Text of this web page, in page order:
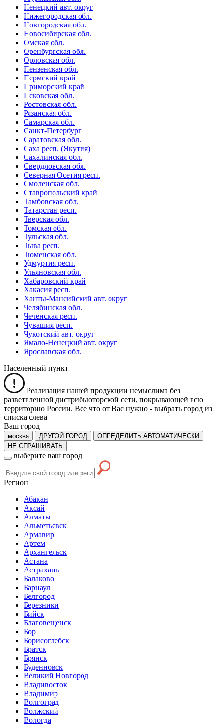
Ненецкий авт. округ
Нижегородская обл.
Новгородская обл.
Новосибирская обл.
Омская обл.
Оренбургская обл.
Орловская обл.
Пензенская обл.
Пермский край
Приморский край
Псковская обл.
Ростовская обл.
Рязанская обл.
Самарская обл.
Санкт-Петербург
Саратовская обл.
Саха респ. (Якутия)
Сахалинская обл.
Свердловская обл.
Северная Осетия респ.
Смоленская обл.
Ставропольский край
Тамбовская обл.
Татарстан респ.
Тверская обл.
Томская обл.
Тульская обл.
Тыва респ.
Тюменская обл.
Удмуртия респ.
Ульяновская обл.
Хабаровский край
Хакасия респ.
Ханты-Мансийский авт. округ
Челябинская обл.
Чеченская респ.
Чувашия респ.
Чукотский авт. округ
Ямало-Ненецкий авт. округ
Ярославская обл.
Населенный пункт
Реализация нашей продукции немыслима без
разветвленной дистрибьюторской сети, покрывающей всю
территорию России. Все что от Вас нужно - выбрать город из
списка слева
Ваш город
москва ДРУГОЙ ГОРОД
ОПРЕДЕЛИТЬ АВТОМАТИЧЕСКИ
НЕ СПРАШИВАТЬ
выберите ваш город
Регион
Абакан
Аксай
Алматы
Альметьевск
Армавир
Артем
Архангельск
Астана
Астрахань
Балаково
Барнаул
Белгород
Березники
Бийск
Благовещенск
Бор
Борисоглебск
Братск
Брянск
Буденновск
Великий Новгород
Владивосток
Владимир
Волгоград
Волжский
Вологда